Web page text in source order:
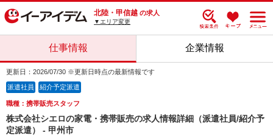
北陸・甲信越 の求人
▼エリア変更
仕事情報 企業情報
更新日：2026/07/30 ※更新日時点の最新情報です
派遣社員 紹介予定派遣
職種：携帯販売スタッフ
株式会社シエロの家電・携帯販売の求人情報詳細（派遣社員/紹介予
定派遣） - 甲州市